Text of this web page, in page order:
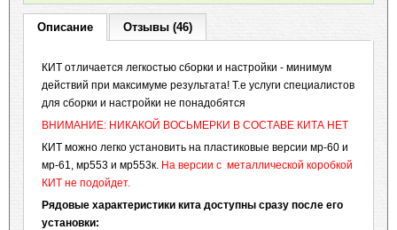
Описание Отзывы (46)
КИТ отличается легкостью сборки и настройки - минимум
действий при максимуме результата! Т.е услуги специалистов
для сборки и настройки не понадобятся
ВНИМАНИЕ: НИКАКОЙ ВОСЬМЕРКИ В СОСТАВЕ КИТА НЕТ
КИТ можно легко установить на пластиковые версии мр-60 и
мр-61, мр553 и мр553к. На версии с металлической коробкой
КИТ не подойдет.
Рядовые характеристики кита доступны сразу после его
установки: